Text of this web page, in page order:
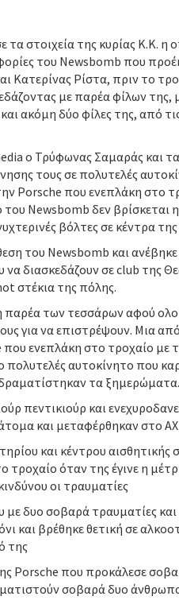
τα στοιχεία της κυρίας Κ.Κ. η
του Newsbomb που
Κατερίνας Ρίστα, πριν το
με παρέα φίλων της,
ακόμη δύο φίλες της, από
ο Τρύφωνας Σαμαράς και
τους σε πολυτελές
Porsche που ενεπλάκη στο
Newsbomb δεν βρίσκεται
βόλτες σε κέντρα
του Newsbomb και
διασκεδάζουν σε club της
στέκια της πόλης.
των τεσσάρων αφού
για να επιστρέψουν. Μια
ενεπλάκη στο τροχαίο με
αυτοκίνητο που
τα ξημερώματα.
πεντικιούρ και
και μεταφέρθηκαν στο
και κέντρου
τροχαίο όταν της έγινε η
οι τραυματίες
δυο σοβαρά τραυματίες
και βρέθηκε θετική σε
της
Porsche που προκάλεσε
σοβαρά δυο